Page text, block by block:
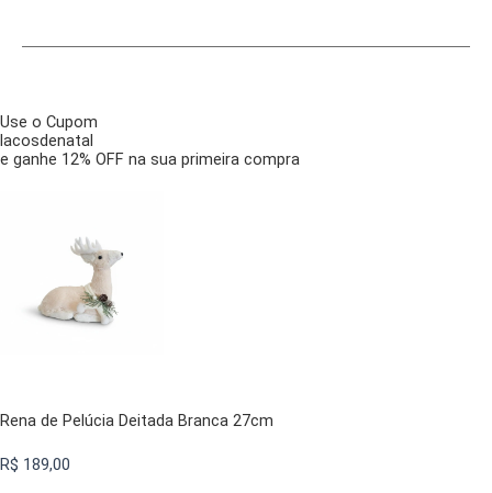
Use o Cupom
lacosdenatal
e ganhe 12% OFF na sua primeira compra
Rena de Pelúcia Deitada Branca 27cm
R$ 189,00